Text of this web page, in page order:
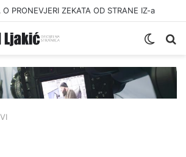
PRONEVJERI ZEKATA OD STRANE IZ-a
Switch